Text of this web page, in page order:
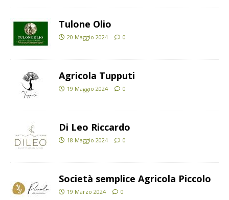
Tulone Olio
20 Maggio 2024 0
Agricola Tupputi
19 Maggio 2024 0
Di Leo Riccardo
18 Maggio 2024 0
Società semplice Agricola Piccolo
19 Marzo 2024 0